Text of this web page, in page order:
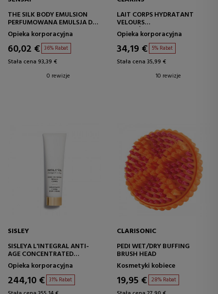
THE SILK BODY EMULSION
PERFUMOWANA EMULSJA DO
CIAŁA
Opieka korporacyjna
60,02 € 36% Rabat
Stała cena 93,39 €
0 rewizje
LAIT CORPS HYDRATANT
VELOURS
NAWILŻAJĄCE MLECZKO DO
CIAŁA
Opieka korporacyjna
34,19 € 5% Rabat
Stała cena 35,99 €
10 rewizje
SISLEY
SISLEYA L'INTEGRAL ANTI-
AGE CONCENTRATED
FIRMING BODY CREAM
UJĘDRNIAJĄCY KREM DO
CIAŁA
Opieka korporacyjna
244,10 € 31% Rabat
CLARISONIC
PEDI WET/DRY BUFFING
BRUSH HEAD
Kosmetyki kobiece
19,95 € 28% Rabat